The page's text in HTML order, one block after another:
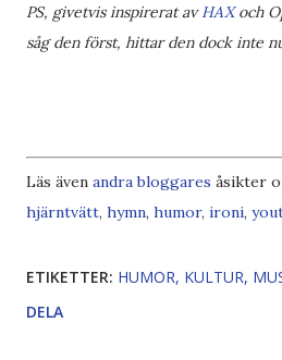
PS, givetvis inspirerat avHAXoch
såg den först, hittar den dock inte
Läs även andra bloggares åsikter
hjärntvätt, hymn, humor, ironi,
ETIKETTER: HUMOR KULTUR
DELA